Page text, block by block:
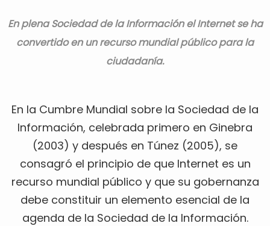
En plena Sociedad de la Información el Internet se ha
convertido en un recurso mundial público para la
ciudadanía.
En la Cumbre Mundial sobre la Sociedad de la
Información, celebrada primero en Ginebra
(2003) y después en Túnez (2005), se
consagró el principio de que Internet es un
recurso mundial público y que su gobernanza
debe constituir un elemento esencial de la
agenda de la Sociedad de la Información.